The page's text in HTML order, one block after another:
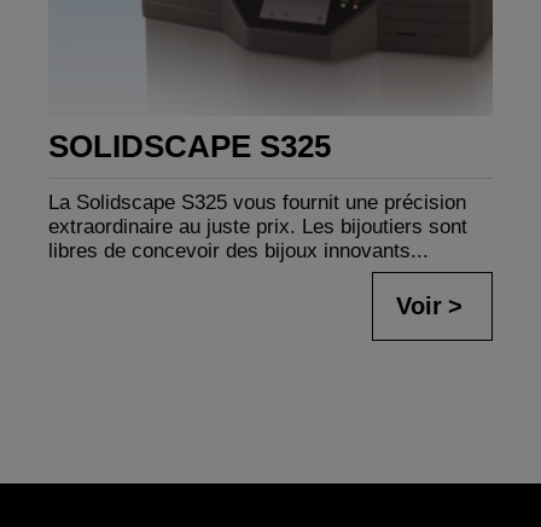
SOLIDSCAPE S325
La Solidscape S325 vous fournit une précision
extraordinaire au juste prix. Les bijoutiers sont
libres de concevoir des bijoux innovants...
Voir